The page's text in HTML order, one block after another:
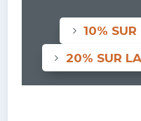
10%
20% SUR